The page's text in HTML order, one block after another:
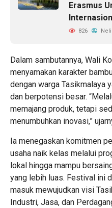
Erasmus
826
Dalam sambutannya, Wali
menyamakan karakter
dengan warga Tasikmalaya
dan berpotensi besar.
memajang produk, tetapi
menumbuhkan inovasi,”
Ia menegaskan komitmen
usaha naik kelas melalui
lokal hingga mampu
yang lebih luas. Festival ini
masuk mewujudkan visi
Industri, Jasa, dan